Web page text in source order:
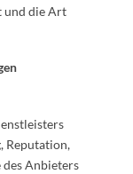
und die Art
Reputation,
Anbieters